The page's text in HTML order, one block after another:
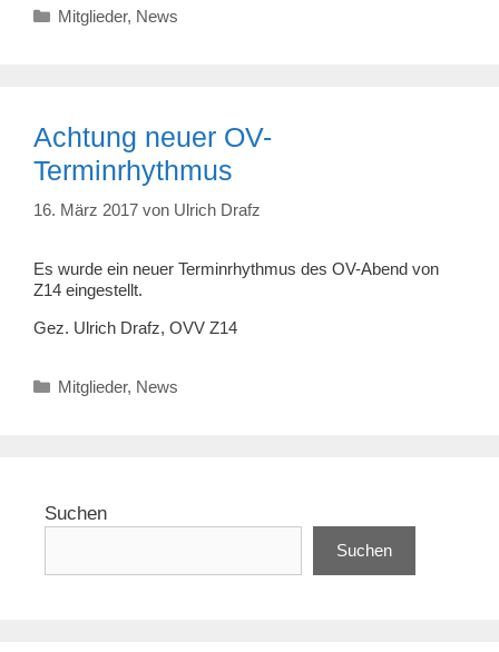
Kategorien
Mitglieder, News
Achtung neuer OV-
Terminrhythmus
16. März 2017 von Ulrich Drafz
Es wurde ein neuer Terminrhythmus des OV-Abend von
Z14 eingestellt.
Gez. Ulrich Drafz, OVV Z14
Kategorien
Mitglieder, News
Suchen
Suchen